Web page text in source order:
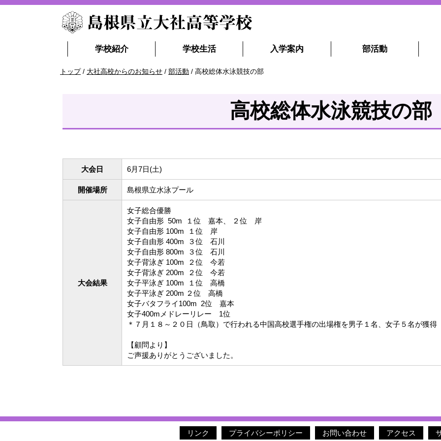
学校紹介 学校生活 入学案内 部活動
現
トップ/ 大社高校からのお知らせ / 部活動 / 高校総体水泳競技の部
高校総体水泳競技の部
大会日 6月7日(土)
開催場所 島根県立水泳プール
大会結果
女子総合優勝
女子自由形 50m １位 嘉本、 ２位 岸
女子自由形 100m １位 岸
女子自由形 400m ３位 石川
女子自由形 800m ３位 石川
女子背泳ぎ 100m ２位 今若
女子背泳ぎ 200m ２位 今若
女子平泳ぎ 100m １位 高橋
女子平泳ぎ 200m ２位 高橋
女子バタフライ100m 2位 嘉本
女子400mメドレーリレー 1位
＊７月１８～２０日（鳥取）で行われる中国高校選手権の出場権を男子１名、女子５名が獲得
【顧問より】
ご声援ありがとうございました。
リンク プライバシーポリシー お問い合わせ アクセス